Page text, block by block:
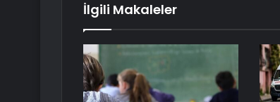
İlgili Makaleler